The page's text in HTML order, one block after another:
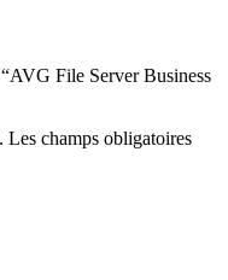
File Server Business
Les champs obligatoires